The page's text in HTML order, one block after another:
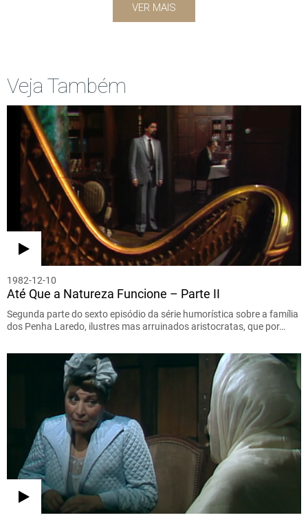
VER MAIS
Veja Também
1982-12-10
Até Que a Natureza Funcione – Parte II
Segunda parte do sexto episódio da série humorística sobre a família
dos Penha Laredo, ilustres mas arruinados aristocratas, que por…